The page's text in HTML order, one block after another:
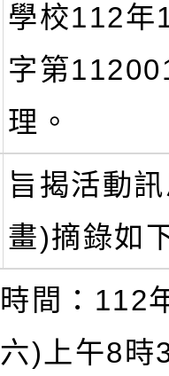
學校112年
字第
理。
旨揭活動
畫)摘錄如
時間：112
六)上午8時